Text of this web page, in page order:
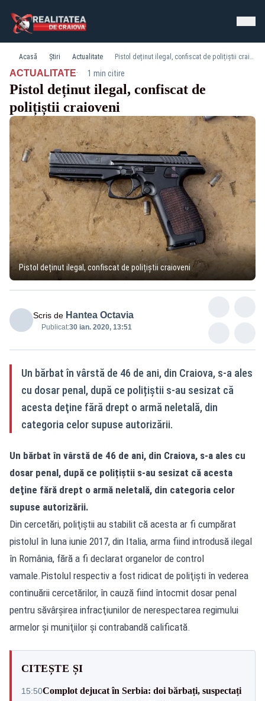
Acasă Știri Actualitate Pistol deținut ilegal, confiscat de polițiștii craioveni
ACTUALITATE· 1 min citire
Pistol deținut ilegal, confiscat de
polițiștii craioveni
Pistol deținut ilegal, confiscat de polițiștii craioveni
Scris de Hantea Octavia
Publicat:30 ian. 2020, 13:51
Un bărbat în vârstă de 46 de ani, din Craiova, s-a ales
cu dosar penal, după ce polițiștii s-au sesizat că
acesta deţine fără drept o armă neletală, din
categoria celor supuse autorizării.
Un bărbat în vârstă de 46 de ani, din Craiova, s-a ales cu
dosar penal, după ce polițiștii s-au sesizat că acesta
deţine fără drept o armă neletală, din categoria celor
supuse autorizării.
Din cercetări, poliţiştii au stabilit că acesta ar fi cumpărat
pistolul în luna iunie 2017, din Italia, arma fiind introdusă ilegal
în România, fără a fi declarat organelor de control
vamale.Pistolul respectiv a fost ridicat de poliţişti în vederea
continuării cercetărilor, în cauză fiind întocmit dosar penal
pentru săvârşirea infracţiunilor de nerespectarea regimului
armelor şi muniţiilor şi contrabandă calificată.
CITEȘTE ȘI
15:50Complot dejucat în Serbia: doi bărbați, suspectați